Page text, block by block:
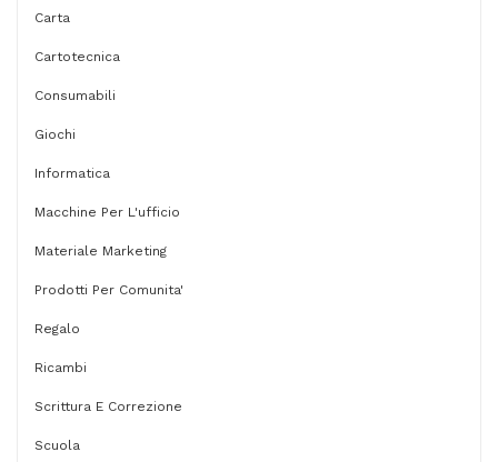
Carta
Cartotecnica
Consumabili
Giochi
Informatica
Macchine Per L'ufficio
Materiale Marketing
Prodotti Per Comunita'
Regalo
Ricambi
Scrittura E Correzione
Scuola